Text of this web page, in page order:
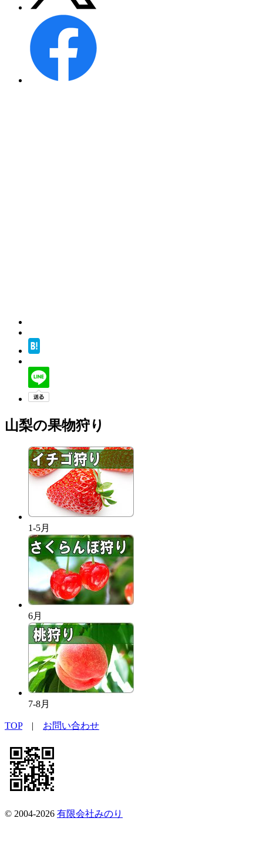
山梨の果物狩り
1-5月
6月
7-8月
TOP| お問い合わせ
© 2004-2026 有限会社みのり